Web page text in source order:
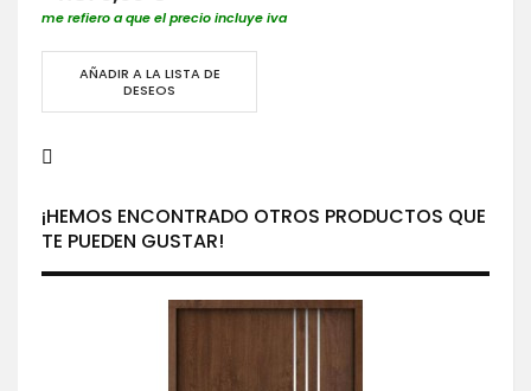
me refiero a que el precio incluye iva
AÑADIR A LA LISTA DE
DESEOS
¡HEMOS ENCONTRADO OTROS PRODUCTOS QUE
TE PUEDEN GUSTAR!